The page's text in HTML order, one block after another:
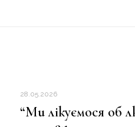
28.05.2026
“Ми лікуємося об